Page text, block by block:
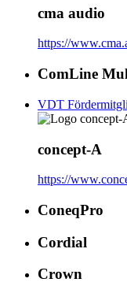
cma audio
https://
ComLine
VDT
concept-A
https://
ConeqPro
Cordial
Crown